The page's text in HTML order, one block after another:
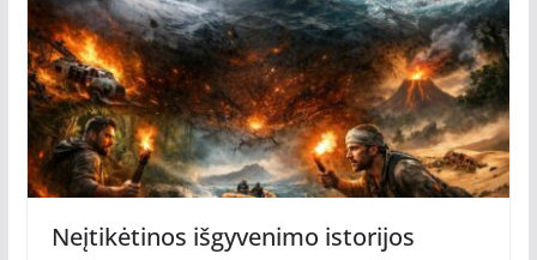
Neįtikėtinos išgyvenimo istorijos